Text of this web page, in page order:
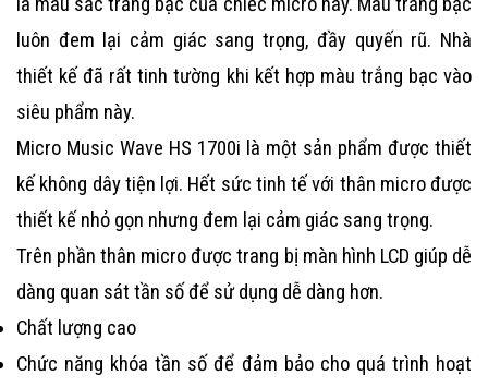
luôn đem lại cảm giác sang trọng, đầy quyến rũ. Nhà
thiết kế đã rất tinh tường khi kết hợp màu trắng bạc vào
siêu phẩm này.
Micro Music Wave HS 1700i là một sản phẩm được thiết
kế không dây tiện lợi. Hết sức tinh tế với thân micro được
thiết kế nhỏ gọn nhưng đem lại cảm giác sang trọng.
Trên phần thân micro được trang bị màn hình LCD giúp dễ
dàng quan sát tần số để sử dụng dễ dàng hơn.
Chất lượng cao
Chức năng khóa tần số để đảm bảo cho quá trình hoạt